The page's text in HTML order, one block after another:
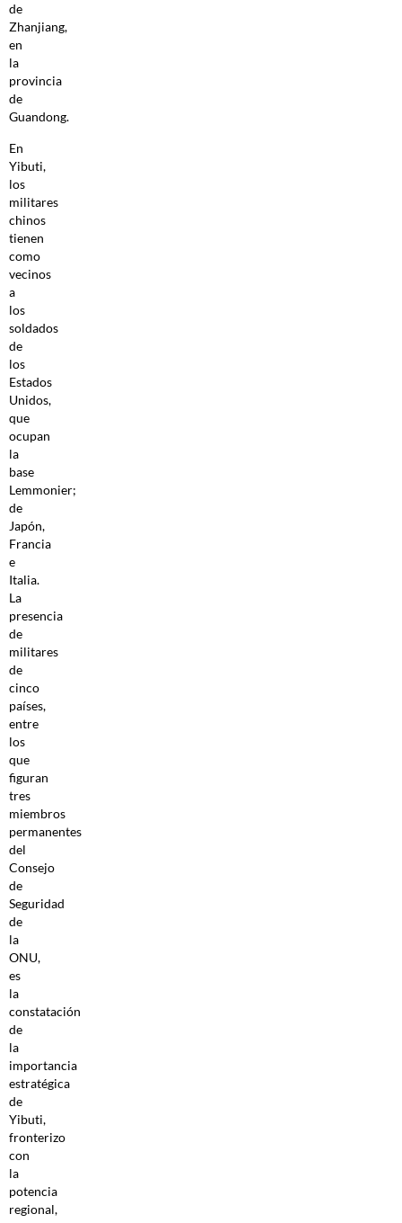
de
Zhanjiang,
en
la
provincia
de
Guandong.
En
Yibuti,
los
militares
chinos
tienen
como
vecinos
a
los
soldados
de
los
Estados
Unidos,
que
ocupan
la
base
Lemmonier;
de
Japón,
Francia
e
Italia.
La
presencia
de
militares
de
cinco
países,
entre
los
que
figuran
tres
miembros
permanentes
del
Consejo
de
Seguridad
de
la
ONU,
es
la
constatación
de
la
importancia
estratégica
de
Yibuti,
fronterizo
con
la
potencia
regional,